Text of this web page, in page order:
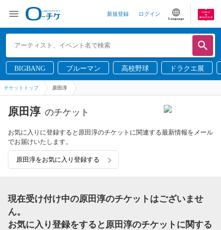
新規登録 ログイン
Language
BIGBANG ブルーマン 高校野球 ドラクエ展
チケットトップ 原田淳
原田淳 のチケット
お気に入りに登録すると原田淳のチケットに関連する最新情報をメール
でお届けいたします。
原田淳をお気に入り登録する
現在受け付け中の原田淳のチケットはございませ
ん。
お気に入り登録をすると原田淳のチケットに関する